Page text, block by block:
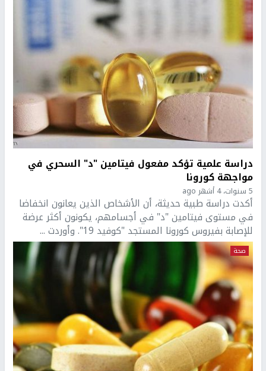
دراسة علمية تؤكد مفعول فيتامين "د" السحري في
مواجهة كورونا
5 سنوات، 4 أشهر ago
أكدت دراسة طبية حديثة، أن الأشخاص الذين يعانون انخفاضا
في مستوى فيتامين "د" في أجسامهم، يكونون أكثر عرضة
للإصابة بفيروس كورونا المستجد "كوفيد 19". وأوردت ...
صحة